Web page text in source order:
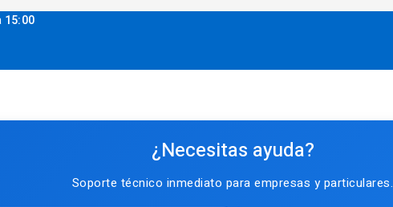
15:00
¿Necesitas ayuda?
Soporte técnico inmediato para empresas y particulares.